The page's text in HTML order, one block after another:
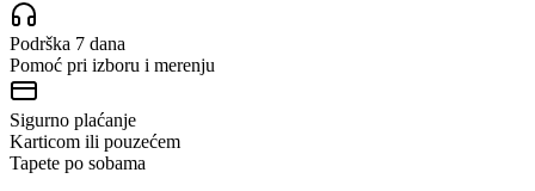
Podrška 7 dana
Pomoć pri izboru i merenju
Sigurno plaćanje
Karticom ili pouzećem
Tapete po sobama